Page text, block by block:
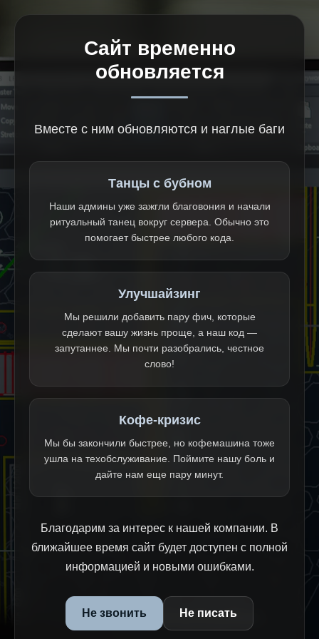
Сайт временно
обновляется
Вместе с ним обновляются и наглые баги
Танцы с бубном
Наши админы уже зажгли благовония и начали
ритуальный танец вокруг сервера. Обычно это
помогает быстрее любого кода.
Улучшайзинг
Мы решили добавить пару фич, которые
сделают вашу жизнь проще, а наш код —
запутаннее. Мы почти разобрались, честное
слово!
Кофе-кризис
Мы бы закончили быстрее, но кофемашина тоже
ушла на техобслуживание. Поймите нашу боль и
дайте нам еще пару минут.
Благодарим за интерес к нашей компании. В
ближайшее время сайт будет доступен с полной
информацией и новыми ошибками.
Не звонить Не писать